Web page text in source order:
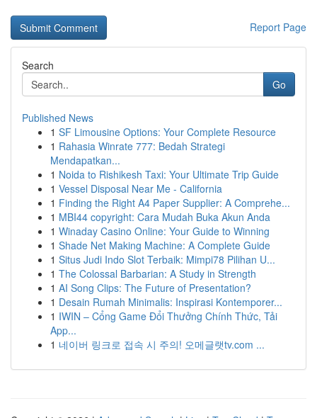
Report Page
Search
Go
Published News
1 SF Limousine Options: Your Complete Resource
1 Rahasia Winrate 777: Bedah Strategi
Mendapatkan...
1 Noida to Rishikesh Taxi: Your Ultimate Trip Guide
1 Vessel Disposal Near Me - California
1 Finding the Right A4 Paper Supplier: A Comprehe...
1 MBI44 copyright: Cara Mudah Buka Akun Anda
1 Winaday Casino Online: Your Guide to Winning
1 Shade Net Making Machine: A Complete Guide
1 Situs Judi Indo Slot Terbaik: Mimpi78 Pilihan U...
1 The Colossal Barbarian: A Study in Strength
1 AI Song Clips: The Future of Presentation?
1 Desain Rumah Minimalis: Inspirasi Kontemporer...
1 IWIN – Cổng Game Đổi Thưởng Chính Thức, Tải
App...
1 네이버 링크로 접속 시 주의! 오메글랫tv.com ...